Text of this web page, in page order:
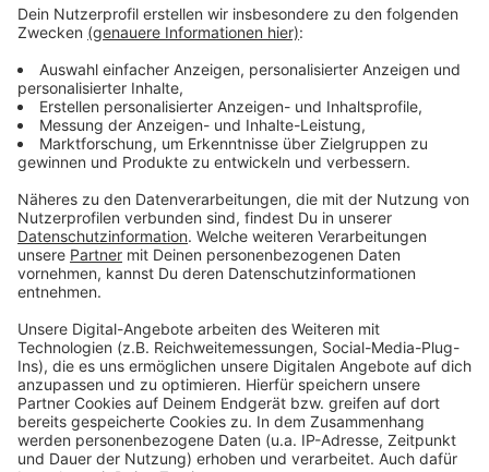
Mehr Infos zu diesem Thema
Anzeige
So berichten die Kollegen der RP
Im Sommer startete der Regelbetrieb in den Kitas -
mit Einschränkungen
Verschärfter Lockdown: Regeln für Schulen und Kitas
Anzeige
Anzeige